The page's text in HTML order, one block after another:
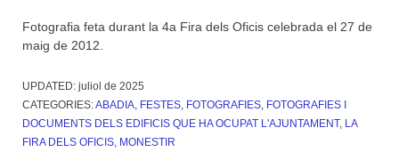
Fotografia feta durant la 4a Fira dels Oficis celebrada el 27 de
maig de 2012.
UPDATED: juliol de 2025
CATEGORIES:ABADIA, FESTES, FOTOGRAFIES, FOTOGRAFIES I
DOCUMENTS DELS EDIFICIS QUE HA OCUPAT L'AJUNTAMENT, LA
FIRA DELS OFICIS, MONESTIR